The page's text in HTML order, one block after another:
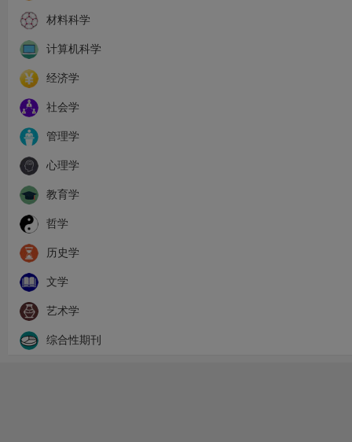
材料科学
计算机科学
经济学
社会学
管理学
心理学
教育学
哲学
历史学
文学
艺术学
综合性期刊